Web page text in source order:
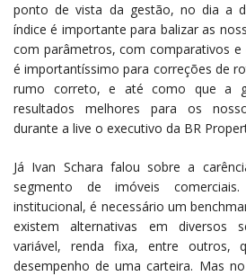
ponto de vista da gestão, no dia a
índice é importante para balizar as
com parâmetros, com comparativos e
é importantíssimo para correções de
rumo correto, e até como que a
resultados melhores para os
durante a live o executivo da BR
Já Ivan Schara falou sobre a
segmento de imóveis
institucional, é necessário um
existem alternativas em diversos
variável, renda fixa, entre outros,
desempenho de uma carteira. Mas